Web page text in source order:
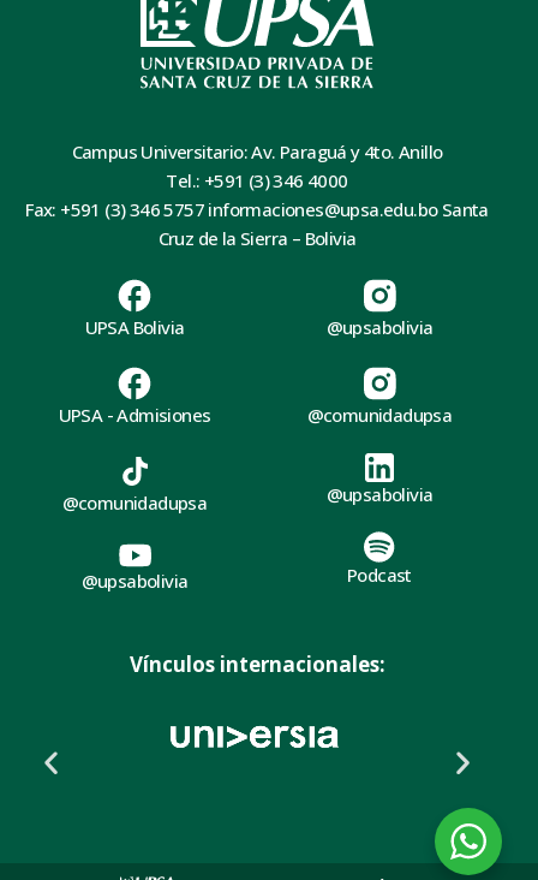
Campus Universitario: Av. Paraguá y 4to. Anillo
Tel.: +591 (3) 346 4000
Fax: +591 (3) 346 5757 informaciones@upsa.edu.bo Santa
Cruz de la Sierra – Bolivia
UPSA Bolivia
UPSA - Admisiones
@upsabolivia
@comunidadupsa
@comunidadupsa
@upsabolivia
@upsabolivia
Podcast
Vínculos internacionales: